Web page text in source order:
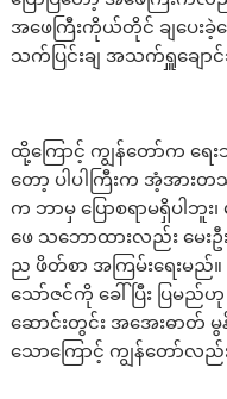
အဖေကြီးကိုယ်တိုင် ချပေးခဲ့
သက်ပြင်းချ အသက်ရှူချော
ထို့ကြောင့် ကျွန်တော်က ရေး
တော့ ပါပါကြီးက အံ့အာ
က ဘာမှ ပြောစရာမရှိပါဘူး
ဖေ သဘောထားလည်း မေး
ည ဖိတ်စာ အကြမ်းရေးမည်
သော်ဇင်ကို ခေါ်ပြီး ပြမည်
ဆောင်းတွင်း အအေးဓာတ်
သောကြောင့် ကျွန်တော်လည်း